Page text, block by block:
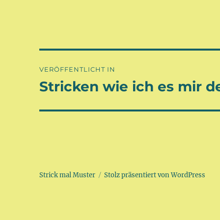
VERÖFFENTLICHT IN
Stricken wie ich es mir
Strick mal Muster Stolz präsentiert von WordPress